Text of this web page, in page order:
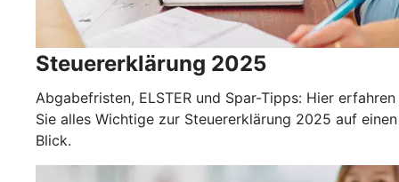
Steuererklärung 2025
Abgabefristen, ELSTER und Spar-Tipps: Hier erfahren
Sie alles Wichtige zur Steuererklärung 2025 auf einen
Blick.